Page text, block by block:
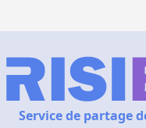
Service de partage